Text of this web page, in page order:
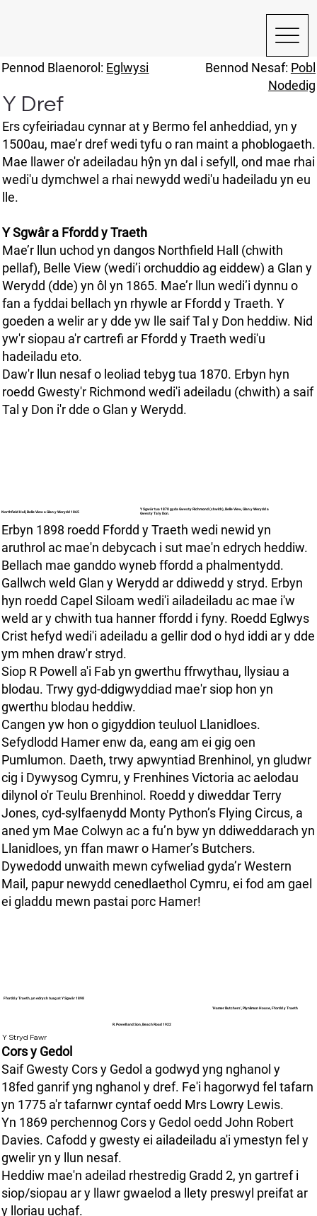
Pennod Blaenorol: Eglwysi Bennod Nesaf: Pobl
Nodedig
Y Dref
Ers cyfeiriadau cynnar at y Bermo fel anheddiad, yn y
1500au, mae’r dref wedi tyfu o ran maint a phoblogaeth.
Mae llawer o'r adeiladau hŷn yn dal i sefyll, ond mae rhai
wedi'u dymchwel a rhai newydd wedi'u hadeiladu yn eu
lle.
Y Sgwâr a Ffordd y Traeth
Mae’r llun uchod yn dangos Northfield Hall (chwith
pellaf), Belle View (wedi’i orchuddio ag eiddew) a Glan y
Werydd (dde) yn ôl yn 1865. Mae’r llun wedi’i dynnu o
fan a fyddai bellach yn rhywle ar Ffordd y Traeth. Y
goeden a welir ar y dde yw lle saif Tal y Don heddiw. Nid
yw'r siopau a'r cartrefi ar Ffordd y Traeth wedi'u
hadeiladu eto.
Daw'r llun nesaf o leoliad tebyg tua 1870. Erbyn hyn
roedd Gwesty'r Richmond wedi'i adeiladu (chwith) a saif
Tal y Don i'r dde o Glan y Werydd.
Northfield Hall, Belle View a Glan y Werydd 1865
Y Sgwâr tua 1870 gyda Gwesty Richmond (chwith), Belle View, Glan y Werydd a
Gwesty Tal y Don.
Erbyn 1898 roedd Ffordd y Traeth wedi newid yn
aruthrol ac mae'n debycach i sut mae'n edrych heddiw.
Bellach mae ganddo wyneb ffordd a phalmentydd.
Gallwch weld Glan y Werydd ar ddiwedd y stryd. Erbyn
hyn roedd Capel Siloam wedi'i ailadeiladu ac mae i'w
weld ar y chwith tua hanner ffordd i fyny. Roedd Eglwys
Crist hefyd wedi'i adeiladu a gellir dod o hyd iddi ar y dde
ym mhen draw'r stryd.
Siop R Powell a'i Fab yn gwerthu ffrwythau, llysiau a
blodau. Trwy gyd-ddigwyddiad mae'r siop hon yn
gwerthu blodau heddiw.
Cangen yw hon o gigyddion teuluol Llanidloes.
Sefydlodd Hamer enw da, eang am ei gig oen
Pumlumon. Daeth, trwy apwyntiad Brenhinol, yn gludwr
cig i Dywysog Cymru, y Frenhines Victoria ac aelodau
dilynol o'r Teulu Brenhinol. Roedd y diweddar Terry
Jones, cyd-sylfaenydd Monty Python’s Flying Circus, a
aned ym Mae Colwyn ac a fu’n byw yn ddiweddarach yn
Llanidloes, yn ffan mawr o Hamer’s Butchers.
Dywedodd unwaith mewn cyfweliad gyda’r Western
Mail, papur newydd cenedlaethol Cymru, ei fod am gael
ei gladdu mewn pastai porc Hamer!
Ffordd y Traeth, yn edrych tuag at Y Sgwâr 1898
R. Powell and Son, Beach Road 1922
'Hamer Butchers’, Plynlimon House, Ffordd y Traeth
Y Stryd Fawr
Cors y Gedol
Saif Gwesty Cors y Gedol a godwyd yng nghanol y
18fed ganrif yng nghanol y dref. Fe'i hagorwyd fel tafarn
yn 1775 a'r tafarnwr cyntaf oedd Mrs Lowry Lewis.
Yn 1869 perchennog Cors y Gedol oedd John Robert
Davies. Cafodd y gwesty ei ailadeiladu a'i ymestyn fel y
gwelir yn y llun nesaf.
Heddiw mae'n adeilad rhestredig Gradd 2, yn gartref i
siop/siopau ar y llawr gwaelod a llety preswyl preifat ar
y lloriau uchaf.